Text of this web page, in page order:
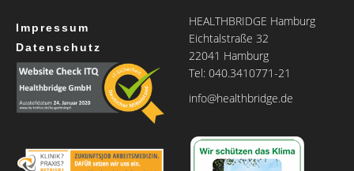
Impressum
Datenschutz
HEALTHBRIDGE Hamburg
Eichtalstraße 32
22041 Hamburg
Tel: 040.3410771-21
info@healthbridge.de